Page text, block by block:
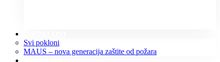
Svi pokloni
MAUS – nova generacija zaštite od požara